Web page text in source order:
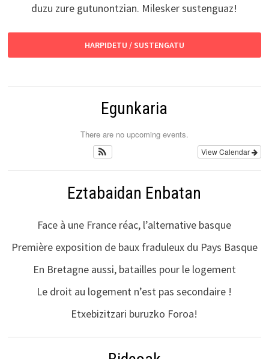
duzu zure gutunontzian. Milesker sustenguaz!
HARPIDETU / SUSTENGATU
Egunkaria
There are no upcoming events.
View Calendar
Eztabaidan Enbatan
Face à une France réac, l’alternative basque
Première exposition de baux fraduleux du Pays Basque
En Bretagne aussi, batailles pour le logement
Le droit au logement n’est pas secondaire !
Etxebizitzari buruzko Foroa!